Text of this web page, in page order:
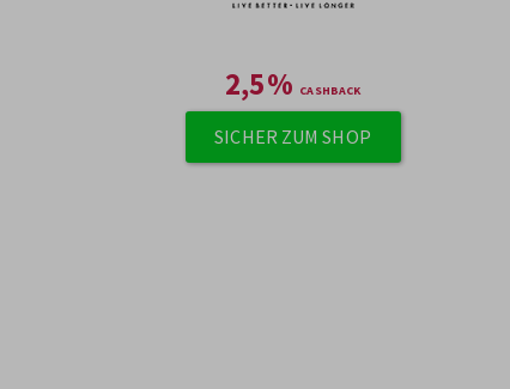
2,5%
SICHER ZUM SHOP